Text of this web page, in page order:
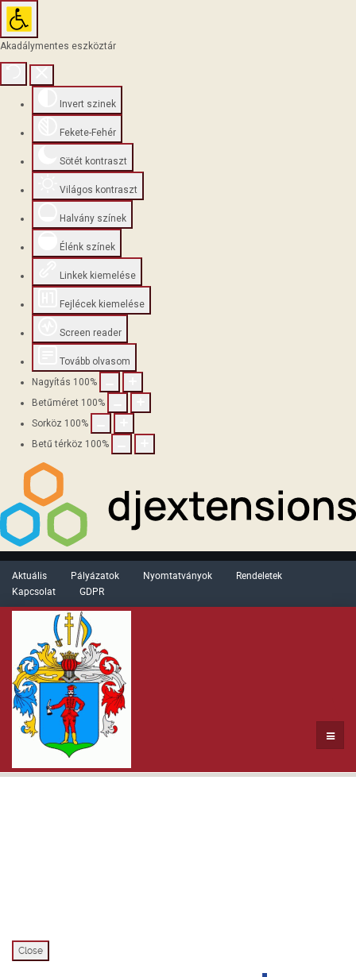
Akadálymentes eszköztár
Invert szinek
Fekete-Fehér
Sötét kontraszt
Világos kontraszt
Halvány színek
Élénk színek
Linkek kiemelése
Fejlécek kiemelése
Screen reader
Tovább olvasom
Nagyítás 100%
Betűméret 100%
Sorköz 100%
Betű térköz 100%
Aktuális Pályázatok Nyomtatványok
Rendeletek
Kapcsolat
GDPR
Close